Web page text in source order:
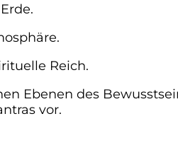
Reich.
Ebenen des
vor.